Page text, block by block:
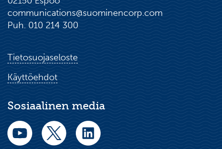
communications@suominencorp.com
Puh. 010 214 300
Tietosuojaseloste
Käyttöehdot
Sosiaalinen media